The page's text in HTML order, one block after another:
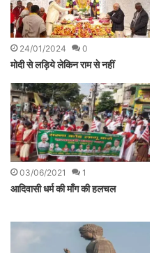
24/01/2024 0
मोदी से लड़िये लेकिन राम से नहीं
03/06/2021 1
आदिवासी धर्म की माँग की हलचल